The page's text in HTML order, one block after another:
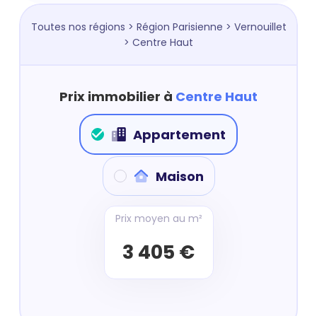
Toutes nos régions > Région Parisienne > Vernouillet
> Centre Haut
Prix immobilier à Centre Haut
Appartement
Maison
Prix moyen au m²
3 405 €